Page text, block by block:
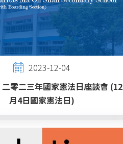
2023-12-04
零二三年國家憲法日座談會 (12
月4日國家憲法日)